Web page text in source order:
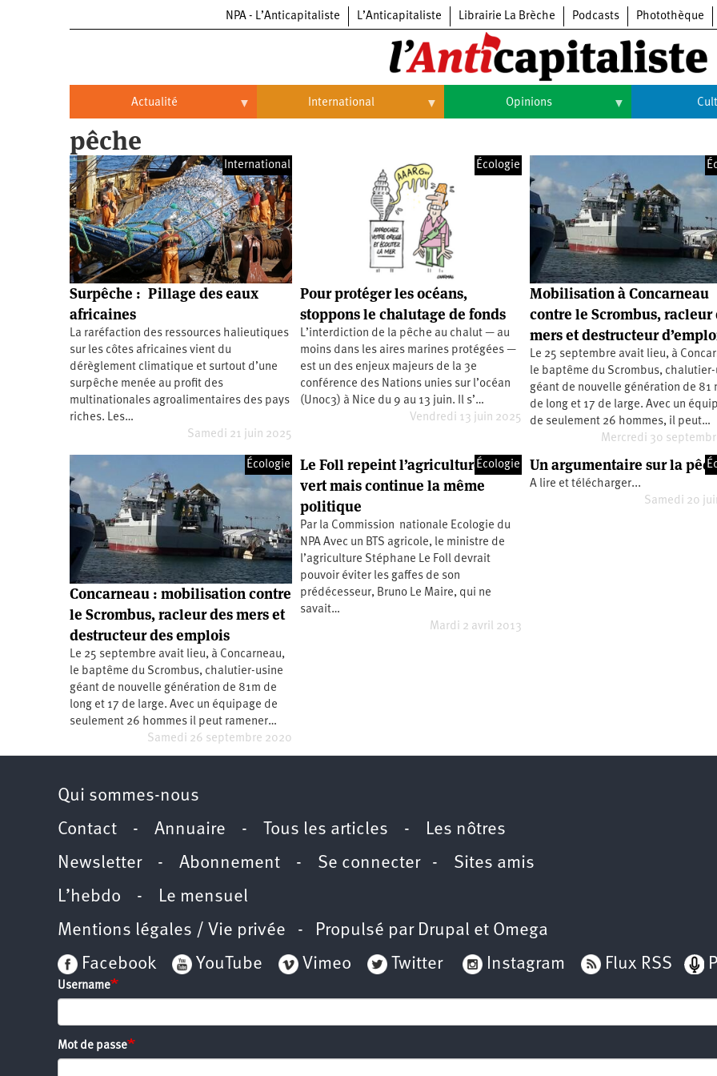
NPA - L’Anticapitaliste L’Anticapitaliste Librairie La Brèche Podcasts Photothèque
Actualité
Actualité
Politique
Entreprises
Entreprises
Automobile
Aéronautique
Commerce
Hôpitaux
SNCF
Oppressions
Oppressions
Antiracisme
Féminisme
LGBTI
Économie
Écologie
Éducation
Santé
Vidéos
département
International
Brésil
Chine
États-
Unis
Continents
Afrique
Amérique
Nord
Amérique
Asie
Europe
Moyen-
Orient
Océanie
Opinions
Histoire
Cinéma
Expositions
Livres
pêche
International
Surpêche : Pillage des eaux
africaines
La raréfaction des ressources halieutiques
sur les côtes africaines vient du
dérèglement climatique et surtout d’une
surpêche menée au profit des
multinationales agroalimentaires des pays
riches. Les…
Samedi 21 juin 2025
Écologie
Pour protéger les océans,
stoppons le chalutage de fonds
L’interdiction de la pêche au chalut — au
moins dans les aires marines protégées —
est un des enjeux majeurs de la 3e
conférence des Nations unies sur l’océan
(Unoc3) à Nice du 9 au 13 juin. Il s’…
Vendredi 13 juin 2025
Mobilisation à Concarneau
contre le Scrombus, racleur
mers et destructeur
Le 25 septembre avait lieu, à
le baptême du Scrombus,
géant de nouvelle génération de 81
de long et 17 de large. Avec un
de seulement 26 hommes, il peut…
Mercredi 30
Écologie
Concarneau : mobilisation contre
le Scrombus, racleur des mers et
destructeur des emplois
Le 25 septembre avait lieu, à Concarneau,
le baptême du Scrombus, chalutier-usine
géant de nouvelle génération de 81m de
long et 17 de large. Avec un équipage de
seulement 26 hommes il peut ramener…
Samedi 26 septembre 2020
Écologie
Le Foll repeint l’agriculture en
vert mais continue la même
politique
Par la Commission nationale Ecologie du
NPA Avec un BTS agricole, le ministre de
l’agriculture Stéphane Le Foll devrait
pouvoir éviter les gaffes de son
prédécesseur, Bruno Le Maire, qui ne
savait…
Mardi 2 avril 2013
Un argumentaire sur la
A lire et télécharger...
Samedi 20
Qui sommes-nous
Contact - Annuaire - Tous les articles - Les nôtres
Newsletter- Abonnement - Se connecter- Sites amis
L’hebdo - Le mensuel
Mentions légales / Vie privée - Propulsé par Drupal et Omega
Facebook
YouTube Vimeo Twitter Instagram Flux RSS
Username
Mot de passe